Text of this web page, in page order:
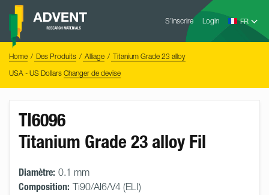
Skip
content
S’inscrire Login
Advent
Home Des Produits Alliage
Titanium Grade 23 alloy
USA - US Dollars Changer de devise
TI6096
Titanium Grade 23 alloy Fil
Diamètre: 0.1 mm
Composition: Ti90/Al6/V4 (ELI)